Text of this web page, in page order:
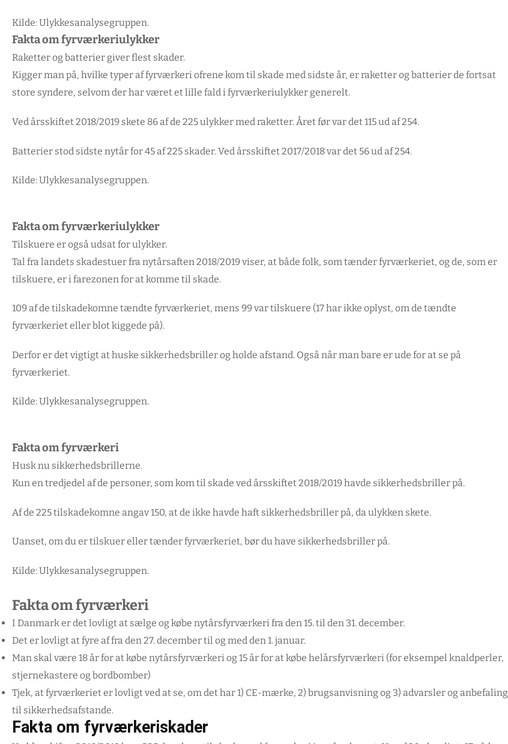
Kilde: Ulykkesanalysegruppen.
Fakta om fyrværkeriulykker
Raketter og batterier giver flest skader.
Kigger man på, hvilke typer af fyrværkeri ofrene kom til skade med sidste år, er raketter og batterier de fortsat
store syndere, selvom der har været et lille fald i fyrværkeriulykker generelt.
Ved årsskiftet 2018/2019 skete 86 af de 225 ulykker med raketter. Året før var det 115 ud af 254.
Batterier stod sidste nytår for 45 af 225 skader. Ved årsskiftet 2017/2018 var det 56 ud af 254.
Kilde: Ulykkesanalysegruppen.
Fakta om fyrværkeriulykker
Tilskuere er også udsat for ulykker.
Tal fra landets skadestuer fra nytårsaften 2018/2019 viser, at både folk, som tænder fyrværkeriet, og de, som er
tilskuere, er i farezonen for at komme til skade.
109 af de tilskadekomne tændte fyrværkeriet, mens 99 var tilskuere (17 har ikke oplyst, om de tændte
fyrværkeriet eller blot kiggede på).
Derfor er det vigtigt at huske sikkerhedsbriller og holde afstand. Også når man bare er ude for at se på
fyrværkeriet.
Kilde: Ulykkesanalysegruppen.
Fakta om fyrværkeri
Husk nu sikkerhedsbrillerne.
Kun en tredjedel af de personer, som kom til skade ved årsskiftet 2018/2019 havde sikkerhedsbriller på.
Af de 225 tilskadekomne angav 150, at de ikke havde haft sikkerhedsbriller på, da ulykken skete.
Uanset, om du er tilskuer eller tænder fyrværkeriet, bør du have sikkerhedsbriller på.
Kilde: Ulykkesanalysegruppen.
Fakta om fyrværkeri
I Danmark er det lovligt at sælge og købe nytårsfyrværkeri fra den 15. til den 31. december.
Det er lovligt at fyre af fra den 27. december til og med den 1. januar.
Man skal være 18 år for at købe nytårsfyrværkeri og 15 år for at købe helårsfyrværkeri (for eksempel knaldperler,
stjernekastere og bordbomber)
Tjek, at fyrværkeriet er lovligt ved at se, om det har 1) CE-mærke, 2) brugsanvisning og 3) advarsler og anbefaling
til sikkerhedsafstande.
Fakta om fyrværkeriskader